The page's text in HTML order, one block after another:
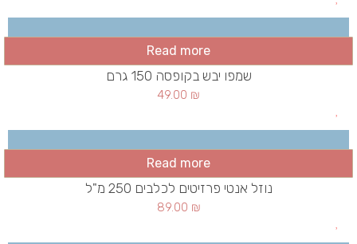
Read more
שמפו יבש בקופסה 150 גרם
49.00 ₪
Read more
נוזל אנטי פרזיטים לכלבים 250 מ"ל
89.00 ₪